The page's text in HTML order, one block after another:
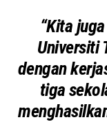
“Kita
Universiti
dengan
tiga